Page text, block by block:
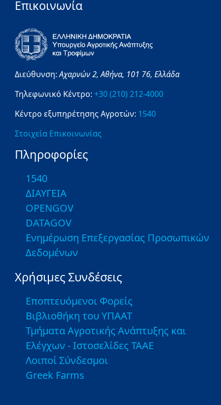
Επικοινωνία
Διεύθυνση:Αχαρνών 2,Αθήνα, 101 76, Ελλάδα
Τηλεφωνικό Κέντρο: +30 (210) 212-4000
Κέντρο εξυπηρέτησης Αγροτών: 1540
Στοιχεία Επικοινωνίας
Πληροφορίες
1540
ΔΙΑΥΓΕΙΑ
OPENGOV
DATAGOV
Ενημέρωση Επεξεργασίας Προσωπικών
Δεδομένων
Χρήσιμες Συνδέσεις
Εποπτευόμενοι Φορείς
Βιβλιοθήκη του ΥΠΑΑΤ
Τμήματα Αγροτικής Ανάπτυξης και
Ελέγχων - Ιστοσελίδες ΤΑΑΕ
Λοιποί Σύνδεσμοι
Greek Farms